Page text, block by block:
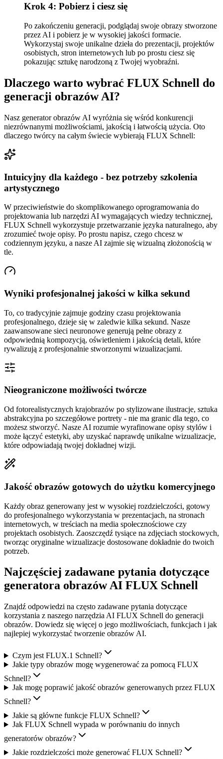
Krok 4: Pobierz i ciesz się
Po zakończeniu generacji, podglądaj swoje obrazy stworzone
przez AI i pobierz je w wysokiej jakości formacie.
Wykorzystaj swoje unikalne dzieła do prezentacji, projektów
osobistych, stron internetowych lub po prostu ciesz się
pokazując sztukę narodzoną z Twojej wyobraźni.
Dlaczego warto wybrać FLUX Schnell do
generacji obrazów AI?
Nasz generator obrazów AI wyróżnia się wśród konkurencji
niezrównanymi możliwościami, jakością i łatwością użycia. Oto
dlaczego twórcy na całym świecie wybierają FLUX Schnell:
Intuicyjny dla każdego - bez potrzeby szkolenia
artystycznego
W przeciwieństwie do skomplikowanego oprogramowania do
projektowania lub narzędzi AI wymagających wiedzy technicznej,
FLUX Schnell wykorzystuje przetwarzanie języka naturalnego, aby
zrozumieć twoje opisy. Po prostu napisz, czego chcesz w
codziennym języku, a nasze AI zajmie się wizualną złożonością w
tle.
Wyniki profesjonalnej jakości w kilka sekund
To, co tradycyjnie zajmuje godziny czasu projektowania
profesjonalnego, dzieje się w zaledwie kilka sekund. Nasze
zaawansowane sieci neuronowe generują pełne obrazy z
odpowiednią kompozycją, oświetleniem i jakością detali, które
rywalizują z profesjonalnie stworzonymi wizualizacjami.
Nieograniczone możliwości twórcze
Od fotorealistycznych krajobrazów po stylizowane ilustracje, sztuka
abstrakcyjna po szczegółowe portrety - nie ma granic dla tego, co
możesz stworzyć. Nasze AI rozumie wyrafinowane opisy stylów i
może łączyć estetyki, aby uzyskać naprawdę unikalne wizualizacje,
które odpowiadają twojej dokładnej wizji.
Jakość obrazów gotowych do użytku komercyjnego
Każdy obraz generowany jest w wysokiej rozdzielczości, gotowy
do profesjonalnego wykorzystania w prezentacjach, na stronach
internetowych, w treściach na media społecznościowe czy
projektach osobistych. Zaoszczędź tysiące na zdjęciach stockowych,
tworząc oryginalne wizualizacje dostosowane dokładnie do twoich
potrzeb.
Najczęściej zadawane pytania dotyczące
generatora obrazów AI FLUX Schnell
Znajdź odpowiedzi na często zadawane pytania dotyczące
korzystania z naszego narzędzia AI FLUX Schnell do generacji
obrazów. Dowiedz się więcej o jego możliwościach, funkcjach i jak
najlepiej wykorzystać tworzenie obrazów AI.
Czym jest FLUX.1 Schnell?
Jakie typy obrazów mogę wygenerować za pomocą FLUX
Schnell?
Jak mogę poprawić jakość obrazów generowanych przez FLUX
Schnell?
Jakie są główne funkcje FLUX Schnell?
Jak FLUX Schnell wypada w porównaniu do innych
generatorów obrazów?
Jakie rozdzielczości może generować FLUX Schnell?